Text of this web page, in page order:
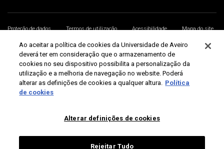
Proteção de dados Termos de utilização Acessibilidade
Mapa do site
Universidade de Aveiro 2026
Ao aceitar a política de cookies da Universidade de Aveiro
deverá ter em consideração que o armazenamento de
cookies no seu dispositivo possibilita a personalização da
utilização e a melhoria de navegação no website. Poderá
alterar as definições de cookies a qualquer altura. Política
de cookies
Alterar definições de cookies
Rejeitar Tudo